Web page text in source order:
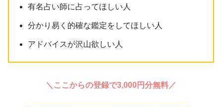
有名占い師に占ってほしい人
分かり易く的確な鑑定をしてほしい人
アドバイスが沢山欲しい人
＼ここからの登録で3,000円分無料／